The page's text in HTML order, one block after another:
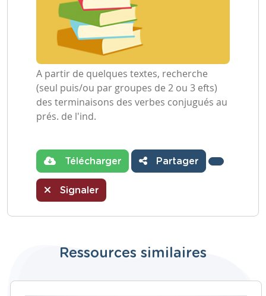
A partir de quelques textes, recherche
(seul puis/ou par groupes de 2 ou 3 efts)
des terminaisons des verbes conjugués au
prés. de l'ind.
Télécharger Partager
Signaler
Ressources similaires